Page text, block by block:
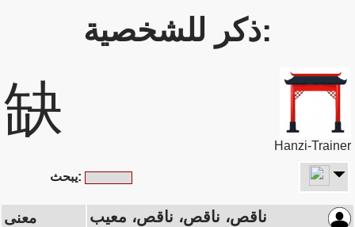
ذكر للشخصية:
缺
Hanzi-Trainer
يبحث:
معنى ناقص، ناقص، ناقص، معيب